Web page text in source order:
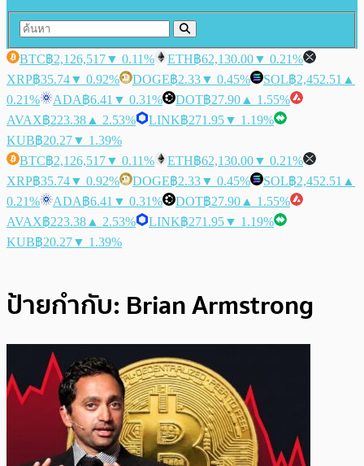
BTC฿2,126,517▼ 0.11% ETH฿62,130.00▼ 0.21%
XRP฿35.74▼ 0.92% DOGE฿2.33▼ 0.45% SOL฿2,452.51 ▲
0.21%
ADA฿6.41 ▼ 0.31% DOT฿27.90 ▲ 1.55%
AVAX฿223.38 ▲ 2.53% LINK฿271.95▼ 1.19%
KUB฿20.27▼ 1.39%
BTC฿2,126,517▼ 0.11% ETH฿62,130.00▼ 0.21%
XRP฿35.74▼ 0.92% DOGE฿2.33▼ 0.45% SOL฿2,452.51 ▲
0.21%
ADA฿6.41 ▼ 0.31% DOT฿27.90 ▲ 1.55%
AVAX฿223.38 ▲ 2.53% LINK฿271.95▼ 1.19%
KUB฿20.27▼ 1.39%
ป้ายกำกับ: Brian Armstrong